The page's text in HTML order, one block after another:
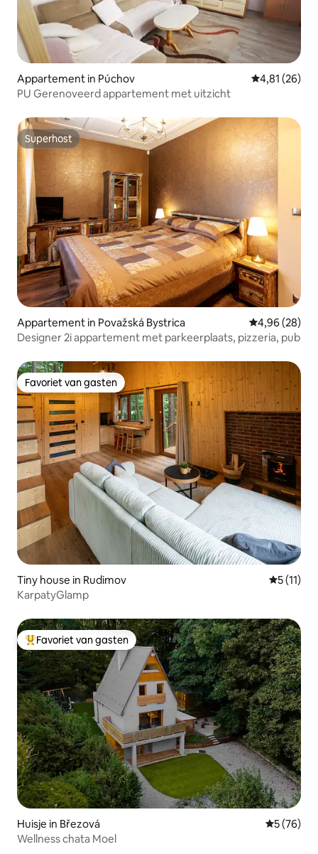
Appartement in Púchov Gemiddelde
4,81 (26)
PU Gerenoveerd appartement met uitzicht
Superhost
Superhost
Appartement in Považská Bystrica Gemiddelde
4,96 (28)
Designer 2i appartement met parkeerplaats, pizzeria, pub
Favoriet van gasten
Favoriet van gasten
Tiny house in Rudimov
5 (11)
KarpatyGlamp
Topfavoriet van gasten
Favoriet van gasten
Huisje in Březová
5 (76)
Wellness chata Moel